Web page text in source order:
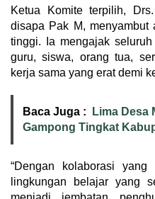
Ketua Komite terpilih,
disapa Pak M, menyambut
tinggi. Ia mengajak
guru, siswa, orang tua,
kerja sama yang erat demi
Baca Juga :
Lima Desa
Gampong Tingkat
“Dengan kolaborasi
lingkungan belajar yang